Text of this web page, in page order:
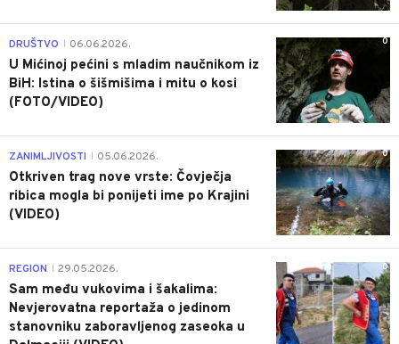
0
DRUŠTVO 06.06.2026.
U Mićinoj pećini s mladim naučnikom iz
BiH: Istina o šišmišima i mitu o kosi
(FOTO/VIDEO)
0
ZANIMLJIVOSTI 05.06.2026.
Otkriven trag nove vrste: Čovječja
ribica mogla bi ponijeti ime po Krajini
(VIDEO)
0
REGION 29.05.2026.
Sam među vukovima i šakalima:
Nevjerovatna reportaža o jedinom
stanovniku zaboravljenog zaseoka u